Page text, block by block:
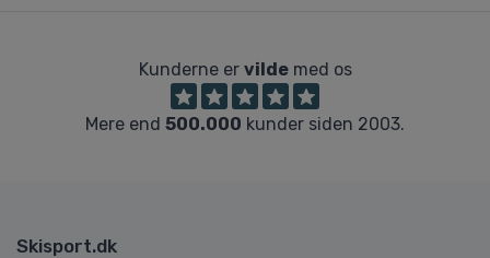
Kunderne er vildemed os
Mere end 500.000 kunder siden 2003.
Skisport.dk